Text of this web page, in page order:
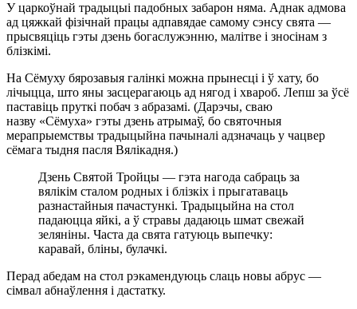
У царкоўнай традыцыі падобных забарон няма. Аднак адмова
ад цяжкай фізічнай працы адпавядае самому сэнсу свята —
прысвяціць гэты дзень богаслужэнню, малітве і зносінам з
блізкімі.
На Сёмуху бярозавыя галінкі можна прынесці і ў хату, бо
лічыцца, што яны засцерагаюць ад нягод і хвароб. Лепш за ўсё
паставіць пруткі побач з абразамі. (Дарэчы, сваю
назву «Сёмуха» гэты дзень атрымаў, бо святочныя
мерапрыемствы традыцыйна пачыналі адзначаць у чацвер
сёмага тыдня пасля Вялікадня.)
Дзень Святой Тройцы — гэта нагода сабраць за
вялікім сталом родных і блізкіх і прыгатаваць
разнастайныя пачастункі. Традыцыйна на стол
падаюцца яйкі, а ў стравы дадаюць шмат свежай
зеляніны. Часта да свята гатуюць выпечку:
каравай, бліны, булачкі.
Перад абедам на стол рэкамендуюць слаць новы абрус —
сімвал абнаўлення і дастатку.